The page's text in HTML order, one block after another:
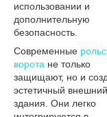
использовании и
дополнительную
безопасность.
Современные
ворота не только
защищают, но и
эстетичный
здания. Они легко